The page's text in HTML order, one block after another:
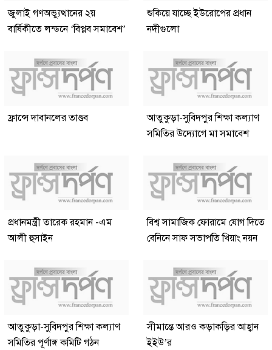
জুলাই গণঅভ্যুত্থানের ২য়
বার্ষিকীতে লন্ডনে ‘বিপ্লব সমাবেশ’
শুকিয়ে যাচ্ছে ইউরোপের প্রধান
নদীগুলো
ফ্রান্সে দাবানলের তাণ্ডব
আতুকুড়া-সুবিদপুর শিক্ষা কল্যাণ
সমিতির উদ্যোগে মা সমাবেশ
প্রধানমন্ত্রী তারেক রহমান -এম
আলী হুসাইন
বিশ্ব সামাজিক ফোরামে যোগ দিতে
বেনিনে সাফ সভাপতি খিয়াং নয়ন
আতুকুড়া-সুবিদপুর শিক্ষা কল্যাণ
সমিতির পূর্ণাঙ্গ কমিটি গঠন
সীমান্তে আরও কড়াকড়ির আহ্বান
ইইউ’র